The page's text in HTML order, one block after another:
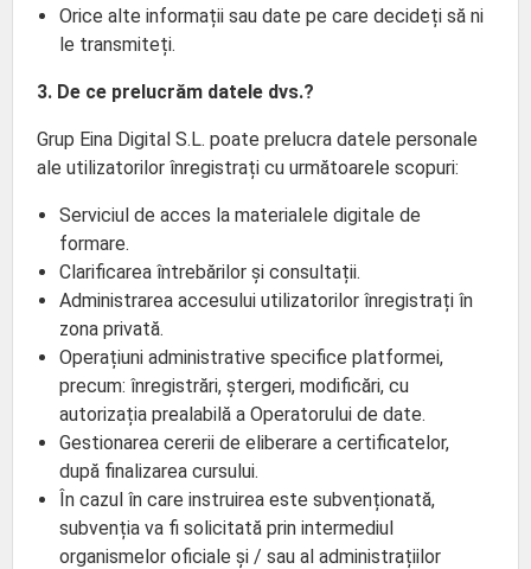
Orice alte informații sau date pe care decideți să ni
le transmiteți.
3. De ce prelucrăm datele dvs.?
Grup Eina Digital S.L. poate prelucra datele personale
ale utilizatorilor înregistrați cu următoarele scopuri:
Serviciul de acces la materialele digitale de
formare.
Clarificarea întrebărilor și consultații.
Administrarea accesului utilizatorilor înregistrați în
zona privată.
Operațiuni administrative specifice platformei,
precum: înregistrări, ștergeri, modificări, cu
autorizația prealabilă a Operatorului de date.
Gestionarea cererii de eliberare a certificatelor,
după finalizarea cursului.
În cazul în care instruirea este subvenționată,
subvenția va fi solicitată prin intermediul
organismelor oficiale și / sau al administrațiilor